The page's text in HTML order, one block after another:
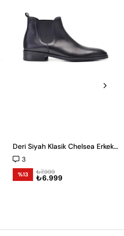
Deri Siyah Klasik Chelsea Erkek Bot
3
%13 ₺6.999
₺7.999